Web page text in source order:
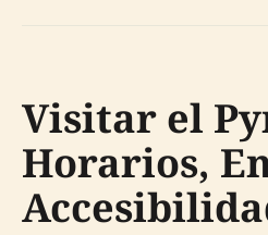
Visitar el
Horarios,